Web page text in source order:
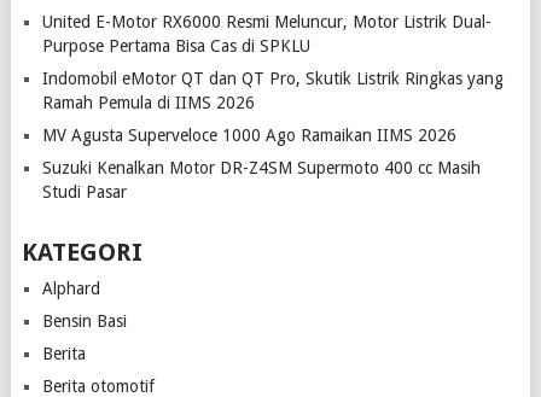
United E-Motor RX6000 Resmi Meluncur, Motor Listrik Dual-
Purpose Pertama Bisa Cas di SPKLU
Indomobil eMotor QT dan QT Pro, Skutik Listrik Ringkas yang
Ramah Pemula di IIMS 2026
MV Agusta Superveloce 1000 Ago Ramaikan IIMS 2026
Suzuki Kenalkan Motor DR-Z4SM Supermoto 400 cc Masih
Studi Pasar
KATEGORI
Alphard
Bensin Basi
Berita
Berita otomotif